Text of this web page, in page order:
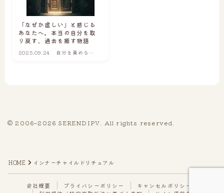
7｜自分らしい生き方を、見失っている
はじめ方を選ぶ
Follow Me
「なぜか虚しい」と感じる
あなたへ。本当の自分を取
り戻す、過去を癒す物語
2025.09.24
自分を責めるこ
© 2006–2026 SERENDIPV. All rights reserved.
HOME インナーチャイルドリチュアル
会社概要 プライバシーポリシー
キャンセルポリシー